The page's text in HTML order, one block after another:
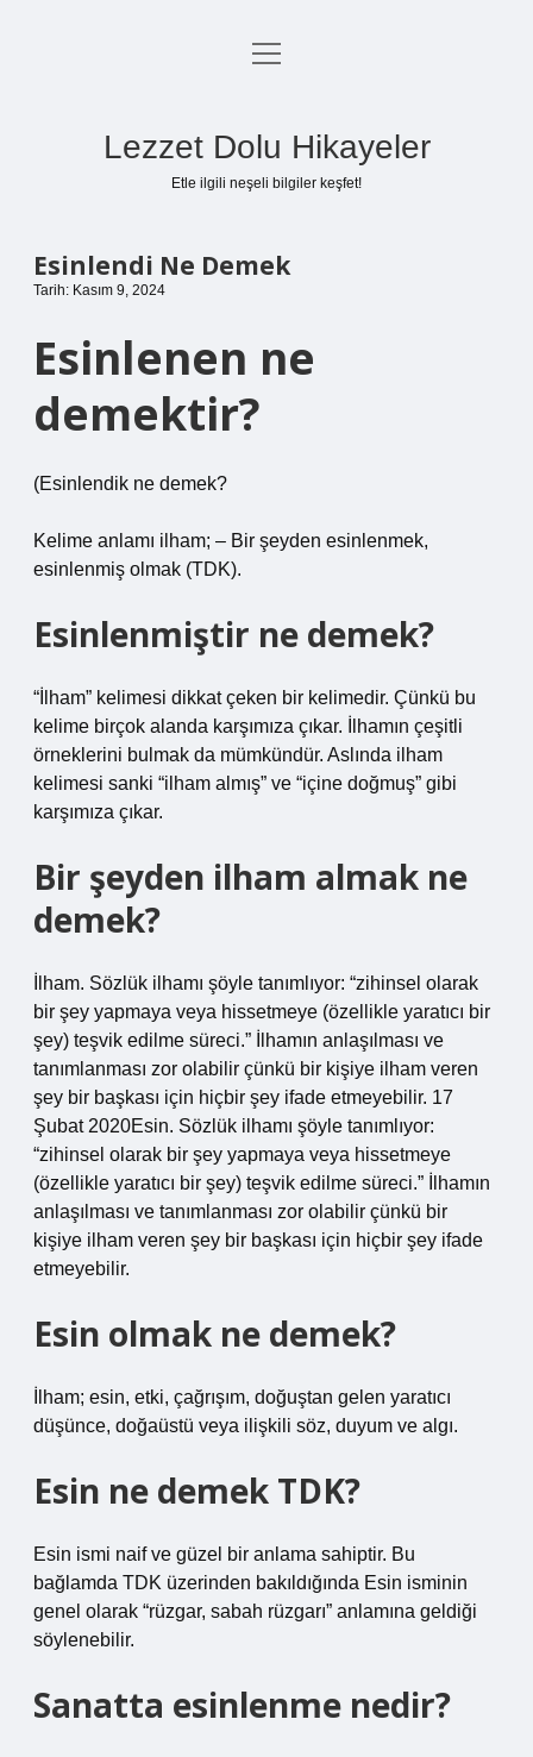
Anasayfa
menüyü
Lezzet Dolu Hikayeler
Etle ilgili neşeli bilgiler keşfet!
Esinlendi Ne Demek
Tarih: Kasım 9, 2024
Esinlenen ne
demektir?
(Esinlendik ne demek?
Kelime anlamı ilham; – Bir şeyden esinlenmek,
esinlenmiş olmak (TDK).
Esinlenmiştir ne demek?
“İlham” kelimesi dikkat çeken bir kelimedir. Çünkü bu
kelime birçok alanda karşımıza çıkar. İlhamın çeşitli
örneklerini bulmak da mümkündür. Aslında ilham
kelimesi sanki “ilham almış” ve “içine doğmuş” gibi
karşımıza çıkar.
Bir şeyden ilham almak ne
demek?
İlham. Sözlük ilhamı şöyle tanımlıyor: “zihinsel olarak
bir şey yapmaya veya hissetmeye (özellikle yaratıcı bir
şey) teşvik edilme süreci.” İlhamın anlaşılması ve
tanımlanması zor olabilir çünkü bir kişiye ilham veren
şey bir başkası için hiçbir şey ifade etmeyebilir. 17
Şubat 2020Esin. Sözlük ilhamı şöyle tanımlıyor:
“zihinsel olarak bir şey yapmaya veya hissetmeye
(özellikle yaratıcı bir şey) teşvik edilme süreci.” İlhamın
anlaşılması ve tanımlanması zor olabilir çünkü bir
kişiye ilham veren şey bir başkası için hiçbir şey ifade
etmeyebilir.
Esin olmak ne demek?
İlham; esin, etki, çağrışım, doğuştan gelen yaratıcı
düşünce, doğaüstü veya ilişkili söz, duyum ve algı.
Esin ne demek TDK?
Esin ismi naif ve güzel bir anlama sahiptir. Bu
bağlamda TDK üzerinden bakıldığında Esin isminin
genel olarak “rüzgar, sabah rüzgarı” anlamına geldiği
söylenebilir.
Sanatta esinlenme nedir?